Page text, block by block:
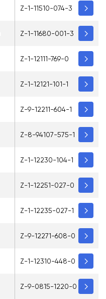
Z-1-11510-074-3
Z-1-11680-001-3
Z-1-12111-769-0
Z-1-12121-101-1
Z-9-12211-604-1
Z-8-94107-575-1
Z-1-12230-104-1
Z-1-12251-027-0
Z-1-12235-027-1
Z-9-12271-608-0
Z-1-12310-448-0
Z-9-0815-1220-0